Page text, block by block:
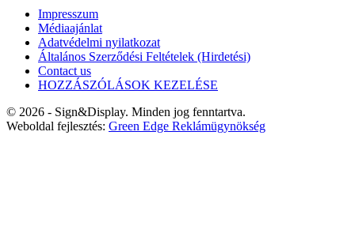
Impresszum
Médiaajánlat
Adatvédelmi nyilatkozat
Általános Szerződési Feltételek (Hirdetési)
Contact us
HOZZÁSZÓLÁSOK KEZELÉSE
© 2026 - Sign&Display. Minden jog fenntartva.
Weboldal fejlesztés: Green Edge Reklámügynökség